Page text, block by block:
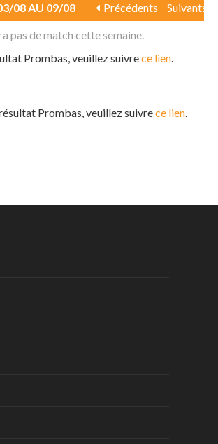
08 AU 09/08 Précédents Suivants
a pas de match cette semaine.
Prombas, veuillez suivrece lien.
Prombas, veuillez suivrece lien